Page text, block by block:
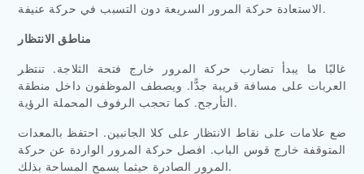
الاستعادة حركة المرور السريعة دون التسبب في حركة عنيفة.
مناطق الانتظار
غالبًا ما يبدأ تضارب حركة المرور خارج فتحة الثلاجة. تنتظر
العربات على مسافة قريبة جدًّا. ويصطف الموظفون داخل منطقة
التأرجح. كما تحجب الرفوف المحملة الرؤية.
ضع علامات على نقاط الانتظار على كلا الجانبين. احتفظ بالمعدات
المتوقفة خارج قوس الباب. افصل حركة المرور الواردة عن حركة
المرور الصادرة حيثما يسمح المساحة بذلك.